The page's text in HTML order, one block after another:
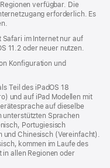
verfügbar. Die
erforderlich. Es
Safari im Internet nur auf
11.2 oder neuer nutzen.
Konfiguration und
Teil des iPadOS 18
und auf iPad Modellen mit
auf dieselbe
unterstützten Sprachen
Portugiesisch
und Chinesisch (Vereinfacht).
kommen im Laufe des
in allen Regionen oder